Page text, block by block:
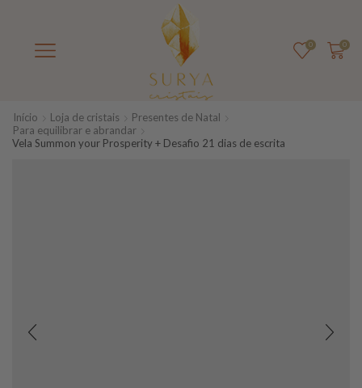
0 0
Início Loja de cristais
Presentes de Natal
Para equilibrar e abrandar
Vela Summon your Prosperity + Desafio 21 dias de escrita